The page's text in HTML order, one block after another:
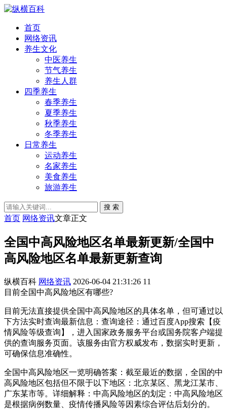
首页
网络资讯
养生文化
中医养生
节气养生
养生人群
四季养生
春季养生
夏季养生
秋季养生
冬季养生
日常养生
运动养生
名家养生
美食养生
旅游养生
搜 索
首页 网络资讯文章正文
全国中高风险地区名单最新更新/全国中
高风险地区名单最新更新查询
纵横百科 网络资讯 2026-06-04 21:31:26 11
目前全国中高风险地区有哪些?
目前无法直接提供全国中高风险地区的具体名单，但可通过以
下方法实时查询最新信息：查询途径：通过百度App搜索【疫
情风险等级查询】，进入国家政务服务平台或国务院客户端提
供的查询服务页面。该服务由官方权威发布，数据实时更新，
可确保信息准确性。
全国中高风险地区一览明确答案：截至最近的数据，全国的中
高风险地区包括但不限于以下地区：北京某区、黑龙江某市、
广东某市等。详细解释：中高风险地区的划定：中高风险地区
是根据病例数量、疫情传播风险等因素综合评估后划分的。